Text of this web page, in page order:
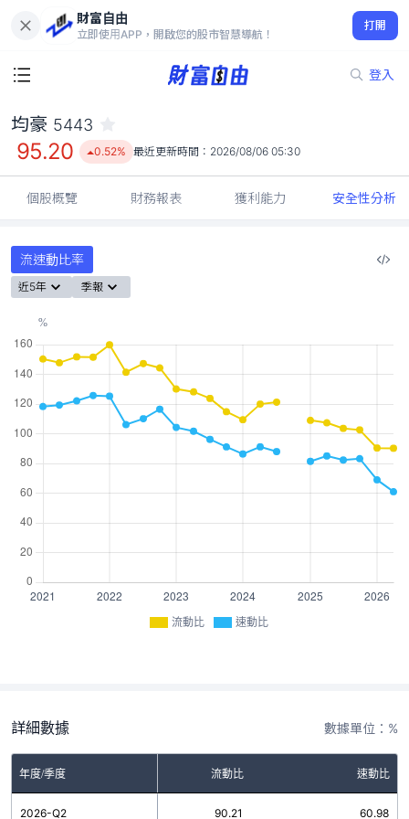
財富自由
立即使用APP，開啟您的股市智慧導航！
打開
登入
95.20
0.52%
均豪 5443
95.20 0.52% 最近更新時間： 2026/08/06 05:30
個股概覽 財務報表 獲利能力 安全性分析
流速動比率
近5年 季報
流動比 速動比
詳細數據 數據單位：%
年度/季度 流動比 速動比
2026-Q2 90.21 60.98